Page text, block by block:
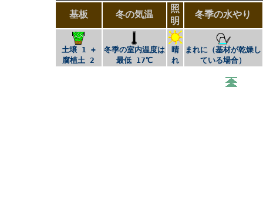
基板 冬の気温
照
明
冬季の水やり
土壌 1 +
腐植土 2
冬季の室内温度は
最低 17℃
晴
れ
まれに（基材が乾燥し
ている場合）